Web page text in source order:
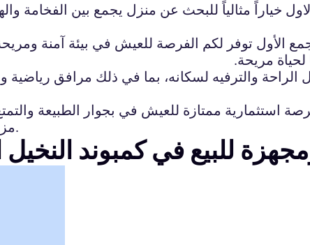
خياراً مثالياً للبحث عن منزل يجمع بين الفخامة
الأول توفر لكم الفرصة للعيش في بيئة آمنة
مريحة.
الراحة والترفيه لسكانه، بما في ذلك مرافق
استثمارية ممتازة للعيش في بجوار الطبيعة
مزيد من المعلومات ولزيارة الفلل المتاحة للبيع في كمبوند النخيل.
للبيع في كمبوند النخيل